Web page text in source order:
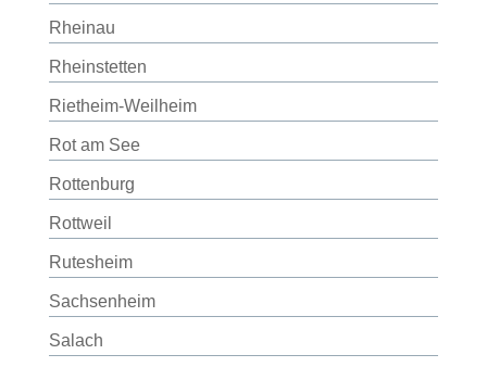
Rheinau
Rheinstetten
Rietheim-Weilheim
Rot am See
Rottenburg
Rottweil
Rutesheim
Sachsenheim
Salach